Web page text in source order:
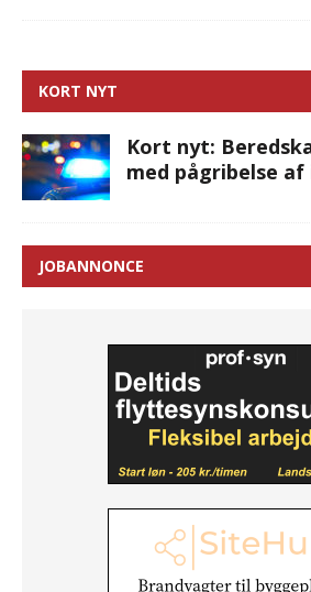
KORT NYT
Kort nyt:
med pågribelse
JOBANNONCE